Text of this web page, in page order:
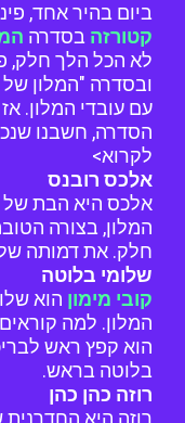
ביום בהיר אחד,
קטורזה בסדרה
לא הכל הלך חלק,
ובסדרה "המלון של
עם עובדי המלון.
הסדרה, חשבנו
לקרוא>
אלכס רובנס
אלכס היא הבת של
המלון, בצורה
חלק. את דמותה של
שלומי בלוטה
קובי מימון הוא
המלון. למה
הוא קפץ ראש
בלוטה בראש.
רוזה כהן כהן